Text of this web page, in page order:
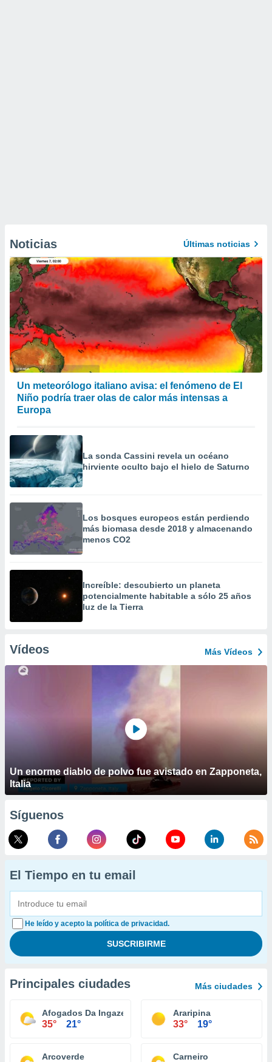
Noticias Últimas noticias
Un meteorólogo italiano avisa: el fenómeno de El
Niño podría traer olas de calor más intensas a
Europa
La sonda Cassini revela un océano
hirviente oculto bajo el hielo de Saturno
Los bosques europeos están perdiendo
más biomasa desde 2018 y almacenando
menos CO2
Increíble: descubierto un planeta
potencialmente habitable a sólo 25 años
luz de la Tierra
Vídeos Más Vídeos
Un enorme diablo de polvo fue avistado en Zapponeta,
Italia
Síguenos
El Tiempo en tu email
He leído y acepto la política de privacidad.
Principales ciudades Más ciudades
Afogados Da Ingazeira
35° 21°
Araripina
33° 19°
Arcoverde Carneiro